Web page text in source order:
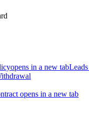
opens in a new tab
opens in a new tab